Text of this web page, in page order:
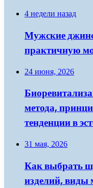
4 недели назад
Мужские
практичную
24 июня, 2026
метода,
тенденции в
31 мая, 2026
Как выбрать
изделий, виды